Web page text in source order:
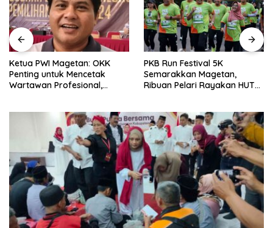
Ketua PWI Magetan: OKK
Penting untuk Mencetak
Wartawan Profesional,
PKB Run Festival 5K
Semarakkan Magetan,
Ribuan Pelari Rayakan HUT